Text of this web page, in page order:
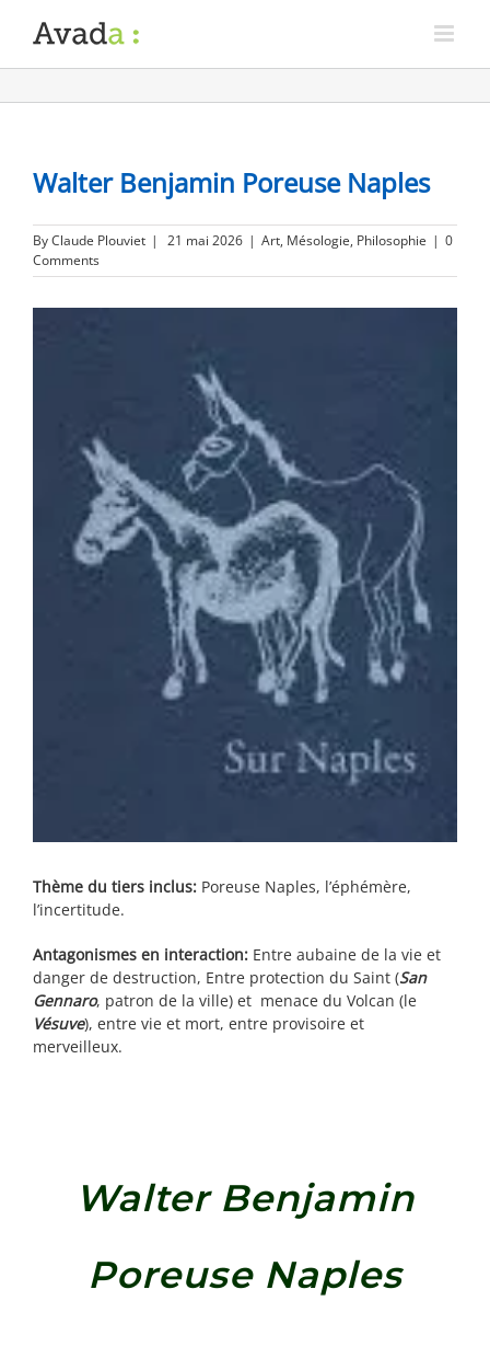
Walter Benjamin Poreuse Naples
ByClaude Plouviet | 21 mai 2026 | Art, Mésologie, Philosophie | 0
Comments
Thème du tiers inclus: Poreuse Naples, l’éphémère,
l’incertitude.
Antagonismes en interaction: Entre aubaine de la vie et
danger de destruction, Entre protection du Saint (San
Gennaro, patron de la ville) et menace du Volcan (le
Vésuve), entre vie et mort, entre provisoire et
merveilleux.
Walter Benjamin
Poreuse Naples